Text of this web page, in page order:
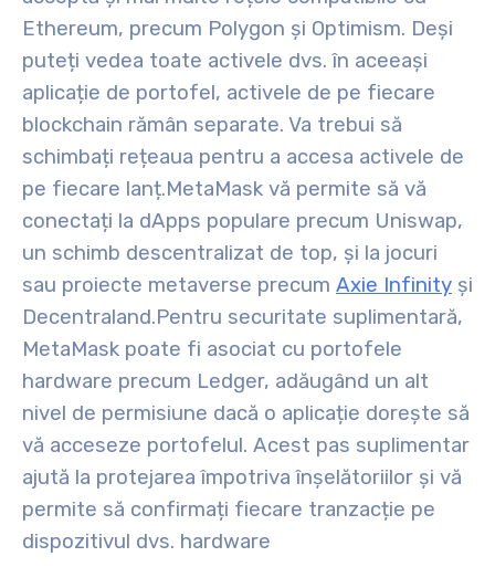
Ethereum, precum Polygon și Optimism. Deși
puteți vedea toate activele dvs. în aceeași
aplicație de portofel, activele de pe fiecare
blockchain rămân separate. Va trebui să
schimbați rețeaua pentru a accesa activele de
pe fiecare lanț.MetaMask vă permite să vă
conectați la dApps populare precum Uniswap,
un schimb descentralizat de top, și la jocuri
sau proiecte metaverse precum Axie Infinity și
Decentraland.Pentru securitate suplimentară,
MetaMask poate fi asociat cu portofele
hardware precum Ledger, adăugând un alt
nivel de permisiune dacă o aplicație dorește să
vă acceseze portofelul. Acest pas suplimentar
ajută la protejarea împotriva înșelătoriilor și vă
permite să confirmați fiecare tranzacție pe
dispozitivul dvs. hardware